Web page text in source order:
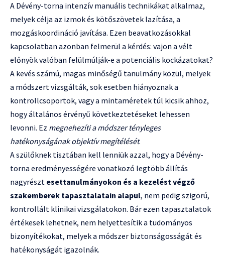
A Dévény-torna intenzív manuális technikákat alkalmaz,
melyek célja az izmok és kötőszövetek lazítása, a
mozgáskoordináció javítása. Ezen beavatkozásokkal
kapcsolatban azonban felmerül a kérdés: vajon a vélt
előnyök valóban felülmúlják-e a potenciális kockázatokat?
A kevés számú, magas minőségű tanulmány közül, melyek
a módszert vizsgálták, sok esetben hiányoznak a
kontrollcsoportok, vagy a mintaméretek túl kicsik ahhoz,
hogy általános érvényű következtetéseket lehessen
levonni. Ez megnehezíti a módszer tényleges
hatékonyságának objektív megítélését.
A szülőknek tisztában kell lenniük azzal, hogy a Dévény-
torna eredményességére vonatkozó legtöbb állítás
nagyrészt esettanulmányokon és a kezelést végző
szakemberek tapasztalatain alapul, nem pedig szigorú,
kontrollált klinikai vizsgálatokon. Bár ezen tapasztalatok
értékesek lehetnek, nem helyettesítik a tudományos
bizonyítékokat, melyek a módszer biztonságosságát és
hatékonyságát igazolnák.